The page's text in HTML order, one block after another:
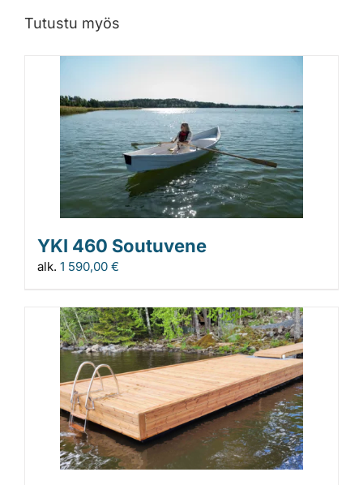
Tutustu myös
YKI 460 Soutuvene
alk. 1 590,00 €